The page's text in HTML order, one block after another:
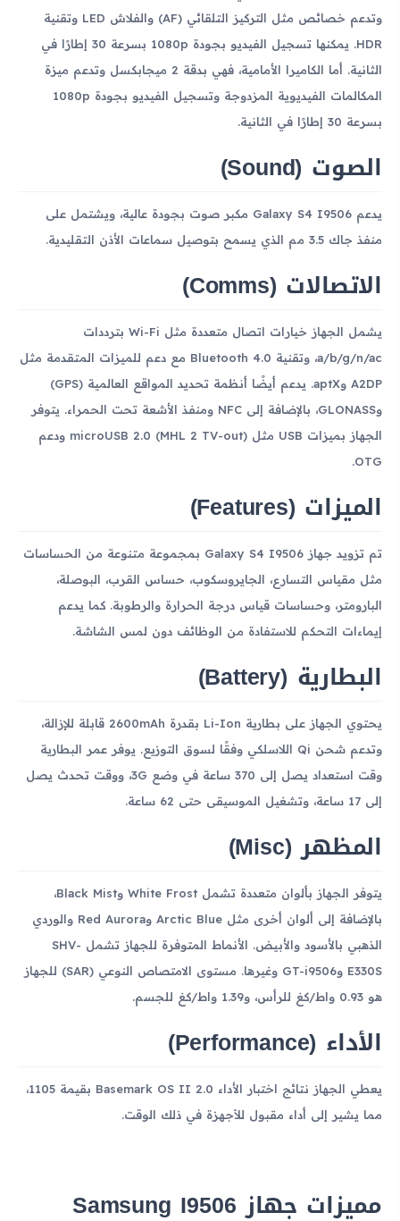
وتدعم خصائص مثل التركيز التلقائي (AF) والفلاش LED وتقنية
HDR. يمكنها تسجيل الفيديو بجودة 1080p بسرعة 30 إطارًا في
الثانية. أما الكاميرا الأمامية، فهي بدقة 2 ميجابكسل وتدعم ميزة
المكالمات الفيديوية المزدوجة وتسجيل الفيديو بجودة 1080p
بسرعة 30 إطارًا في الثانية.
الصوت (Sound)
يدعم Galaxy S4 I9506 مكبر صوت بجودة عالية، ويشتمل على
منفذ جاك 3.5 مم الذي يسمح بتوصيل سماعات الأذن التقليدية.
الاتصالات (Comms)
يشمل الجهاز خيارات اتصال متعددة مثل Wi-Fi بترددات
a/b/g/n/ac، وتقنية Bluetooth 4.0 مع دعم للميزات المتقدمة مثل
A2DP وaptX. يدعم أيضًا أنظمة تحديد المواقع العالمية (GPS)
وGLONASS، بالإضافة إلى NFC ومنفذ الأشعة تحت الحمراء. يتوفر
الجهاز بميزات USB مثل microUSB 2.0 (MHL 2 TV-out) ودعم
OTG.
الميزات (Features)
تم تزويد جهاز Galaxy S4 I9506 بمجموعة متنوعة من الحساسات
مثل مقياس التسارع، الجايروسكوب، حساس القرب، البوصلة،
البارومتر، وحساسات قياس درجة الحرارة والرطوبة. كما يدعم
إيماءات التحكم للاستفادة من الوظائف دون لمس الشاشة.
البطارية (Battery)
يحتوي الجهاز على بطارية Li-Ion بقدرة 2600mAh قابلة للإزالة،
وتدعم شحن Qi اللاسلكي وفقًا لسوق التوزيع. يوفر عمر البطارية
وقت استعداد يصل إلى 370 ساعة في وضع 3G، ووقت تحدث يصل
إلى 17 ساعة، وتشغيل الموسيقى حتى 62 ساعة.
المظهر (Misc)
يتوفر الجهاز بألوان متعددة تشمل White Frost وBlack Mist،
بالإضافة إلى ألوان أخرى مثل Arctic Blue وRed Aurora والوردي
الذهبي بالأسود والأبيض. الأنماط المتوفرة للجهاز تشمل SHV-
E330S وGT-i9506 وغيرها. مستوى الامتصاص النوعي (SAR) للجهاز
هو 0.93 واط/كغ للرأس، و1.39 واط/كغ للجسم.
الأداء (Performance)
يعطي الجهاز نتائج اختبار الأداء Basemark OS II 2.0 بقيمة 1105،
مما يشير إلى أداء مقبول للأجهزة في ذلك الوقت.
مميزات جهاز Samsung I9506